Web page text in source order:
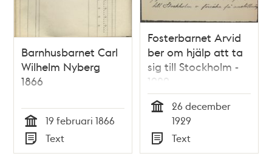
Barnhusbarnet Carl
Wilhelm Nyberg
1866
Tid
19 februari 1866
Typ
Text
Fosterbarnet Arvid
ber om hjälp att ta
sig till Stockholm -
1929
26 december
1929
Typ
Text